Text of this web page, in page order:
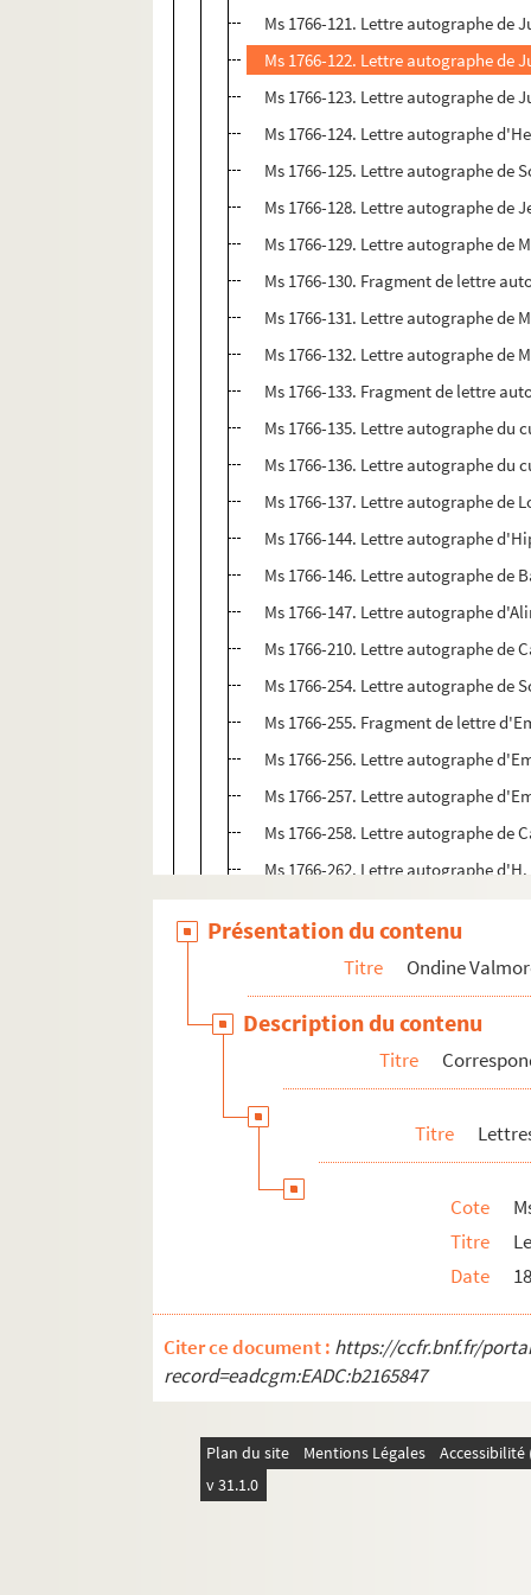
Ms 1766-121. Lettre autographe de
Ms 1766-122. Lettre autographe de
Ms 1766-123. Lettre autographe de
Ms 1766-124. Lettre autographe
Ms 1766-125. Lettre autographe de
Ms 1766-128. Lettre autographe de
Ms 1766-129. Lettre autographe de
Ms 1766-130. Fragment de lettre
Ms 1766-131. Lettre autographe de
Ms 1766-132. Lettre autographe de
Ms 1766-133. Fragment de lettre
Ms 1766-135. Lettre autographe du
Ms 1766-136. Lettre autographe du
Ms 1766-137. Lettre autographe de
Ms 1766-144. Lettre autographe
Ms 1766-146. Lettre autographe de
Ms 1766-147. Lettre autographe
Ms 1766-210. Lettre autographe de
Ms 1766-254. Lettre autographe de
Ms 1766-255. Fragment de lettre
Ms 1766-256. Lettre autographe
Ms 1766-257. Lettre autographe
Ms 1766-258. Lettre autographe de
Ms 1766-262. Lettre autographe
Ms 1766-268. Lettre autographe
Ms 1766-269. Lettre autographe
Ms 1766-270. Lettre autographe
Ms 1766-271. Lettre autographe
Ms 1766-277. Billet de M. Zemin à
Autres textes et papiers personnels
Autres personnalités
Présentation du contenu
Titre Ondine
Description du contenu
Titre
Titre
Cote
Titre
Date
Citer ce document : https://ccfr.bnf.fr/
record=eadcgm:EADC:b2165847
Plan du site Mentions Légales
v 31.1.0